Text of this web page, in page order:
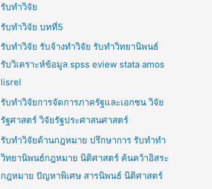
รับทำวิจัย
รับทำวิจัย บทที่5
รับทำวิจัย รับจ้างทำวิจัย รับทำวิทยานิพนธ์
รับวิเคราะห์ข้อมูล spss eview stata amos
lisrel
รับทำวิจัยการจัดการภาครัฐและเอกชน วิจัย
รัฐศาสตร์ วิจัยรัฐประศาสนศาสตร์
รับทำวิจัยด้านกฎหมาย ปรึกษาการ รับทำทำ
วิทยานิพนธ์กฎหมาย นิติศาสตร์ ค้นคว้าอิสระ
กฎหมาย ปัญหาพิเศษ สารนิพนธ์ นิติศาสตร์